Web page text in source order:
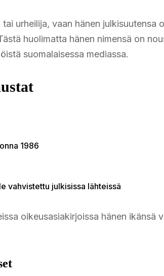
urheilija, vaan hänen julkisuutensa
huolimatta hänen nimensä on
suomalaisessa mediassa.
1986
vahvistettu julkisissa lähteissä
oikeusasiakirjoissa hänen ikänsä